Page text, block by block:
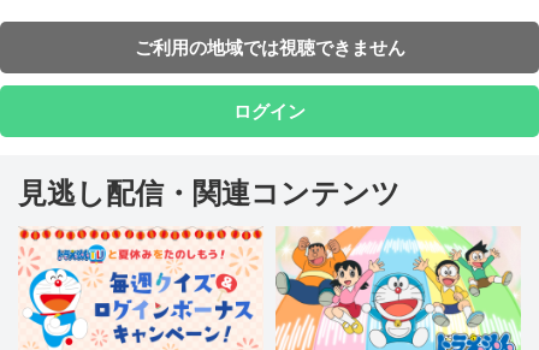
落とすおじいさんのために、そのサクラを満開にしたりと大かつやく。そし
て、空き地でみんなとお花見をすることを思いつくが…!?
ご利用の地域では視聴できません
ログイン
見逃し配信・関連コンテンツ